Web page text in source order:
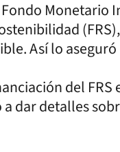
Monetario
Así lo
del FRS
dar detalles